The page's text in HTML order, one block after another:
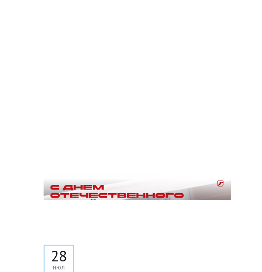
28
июл